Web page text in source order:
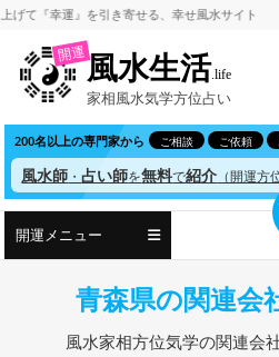
コ
ツ
へ
ス
ッ
幸運』を引き寄せる、幸せ風水サイト
開運風水生活.life
家相風水気学方位占い
200名以上の専門家から ご相談 ご依頼
風水師 ・占い師を無料で紹介 （開運
開運メニュー
青森県の関連会
風水家相方位気学の関連会